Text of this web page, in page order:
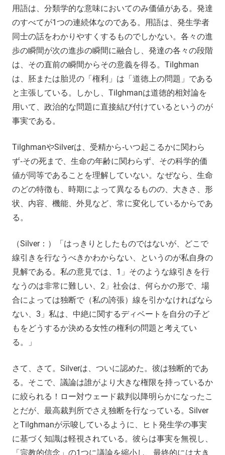
用語は、分類学的な意味においてのみ価値がある。発達
のすべてが1つの連続体なのである。用語は、発生学者
同士の話をわかりやすくするものでしかない。各々の進
歩の瞬間が次の進歩の瞬間に融合し、発達の各々の段階
は、その直前の瞬間からその意義を得る。Tilghman
は、胚または胎児の「権利」は「道徳上の問題」である
と主張している。しかし、Tilghmanは道徳的相対論を
用いて、政治的な問題に直接結び付けているというのが
事実である。
TilghmanやSilverは、受精から‐いつ起こるかに関わら
ず‐その死まで、生命の年齢に関わらず、その科学的価
値が同等であることを理解していない。なぜなら、生命
のどの特徴も、時期によって異なるものの、大きさ、形
状、内容、機能、外見など、常に変化しているからであ
る。
（Silver：）「はっきりとしたものではないが、どこで
線引きを行なうべきかわからない、というのが私自身の
見解である。私の意見では、1」そのような線引きを行
なうのは非常に難しい、2」社会は、何らかの形で、場
合によっては独断で（私の誇張）線を引かなければなら
ない、3」私は、中絶に関するディベートを自分の子ど
もをどうするか決める女性の権利の問題と考えてい
る。」
さて、さて。Silverは、ついに認めた。彼は独断的であ
る。そこで、議論は誰がより大きな権限を持っているか
に絞られる！ロー対ウェード裁判以降明らかになったこ
とだが、最高裁判所でさえ独断を行なっている。Silver
とTilghmanが示唆しているように、ヒト発生学の事実
に基づく知識は軽視されている。彼らは事実を無視し、
「宗教的信念」の1つに議論を縮小し、最終的には大き